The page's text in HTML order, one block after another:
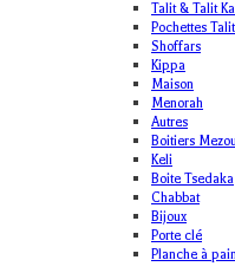
Talit & Talit
Pochettes
Shoffars
Kippa
Maison
Menorah
Autres
Boitiers
Keli
Boite Tsedaka
Chabbat
Bijoux
Porte clé
Planche à